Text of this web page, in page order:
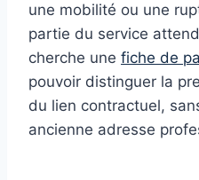
une mobilité ou une
partie du service
cherche une fiche de
pouvoir distinguer la
du lien contractuel,
ancienne adresse